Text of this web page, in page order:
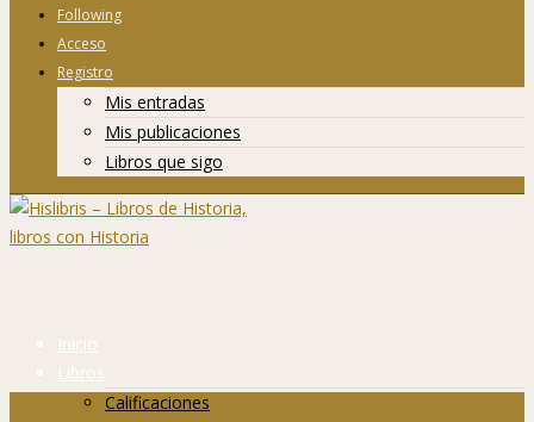
Following
Acceso
Registro
Mis entradas
Mis publicaciones
Libros que sigo
Inicio
Libros
Calificaciones